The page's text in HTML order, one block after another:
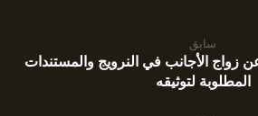
سابق
زواج الأجانب في النرويج والمستندات
المطلوبة لتوثيقه